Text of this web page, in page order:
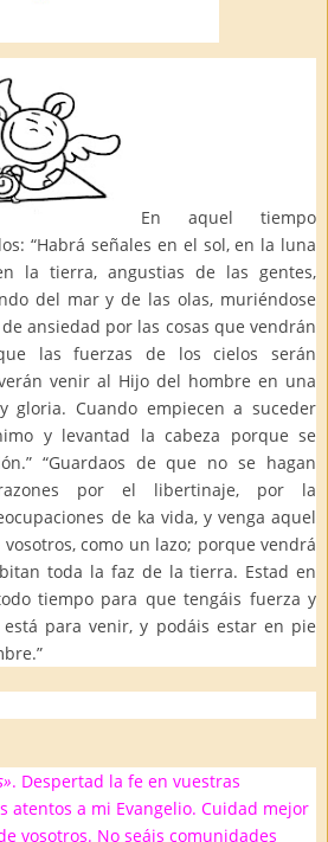
En aquel tiempo
“Habrá señales en el sol, en la luna
la tierra, angustias de las gentes,
del mar y de las olas, muriéndose
ansiedad por las cosas que vendrán
las fuerzas de los cielos serán
venir al Hijo del hombre en una
gloria. Cuando empiecen a suceder
y levantad la cabeza porque se
“Guardaos de que no se hagan
por el libertinaje, por la
de ka vida, y venga aquel
como un lazo; porque vendrá
toda la faz de la tierra. Estad en
tiempo para que tengáis fuerza y
para venir, y podáis estar en pie
. Despertad la fe en vuestras
atentos a mi Evangelio. Cuidad mejor
vosotros. No seáis comunidades